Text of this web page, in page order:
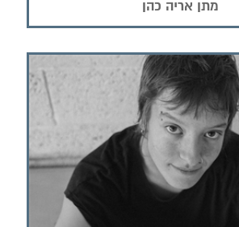
מתן אריה כהן